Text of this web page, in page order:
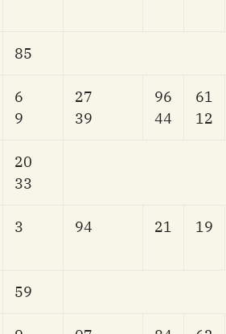
85
6
9
27
39
96
44
61
12
20
33
3 94 21 19
59